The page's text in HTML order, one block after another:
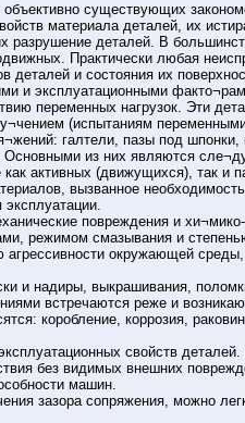
существующих
материала деталей, их
деталей. В
Практически любая
деталей и состояния их
и эксплуатационными
переменных нагрузок. Эти
(испытаниям
галтели, пазы под
из них являются
активных (движущихся), так и
вызванное
повреждения и
режимом смазывания и
окружающей
и надиры, выкрашивания,
встречаются реже и
коробление, коррозия,
свойств
без видимых внешних
машин.
зазора сопряжения, можно